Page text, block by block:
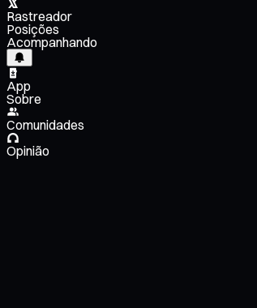
Rastreador
Posições
Acompanhando
App
Sobre
Comunidades
Opinião